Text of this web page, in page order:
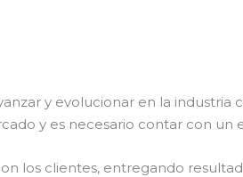
y evolucionar en la industria
y es necesario contar con
los clientes, entregando